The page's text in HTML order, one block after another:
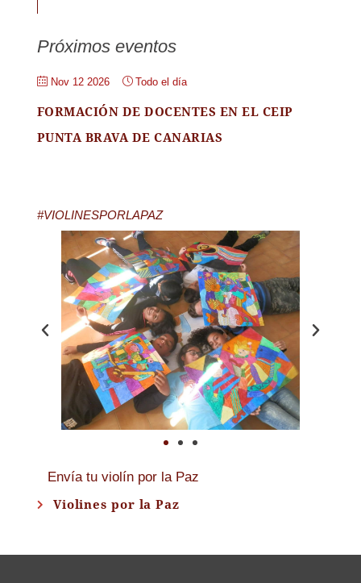
Próximos eventos
Nov 12 2026 Todo el día
FORMACIÓN DE DOCENTES EN EL CEIP
PUNTA BRAVA DE CANARIAS
#VIOLINESPORLAPAZ
Envía tu violín por la Paz
Violines por la Paz